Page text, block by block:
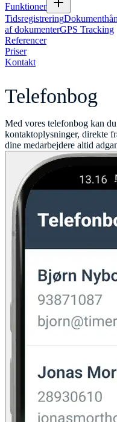
Funktioner
Tidsregistrering
af dokumenterGPS Tracking
Referencer
Priser
Kontakt
Telefonbog
Med vores telefonbog kan
kontaktoplysninger, direkte
dine medarbejdere altid